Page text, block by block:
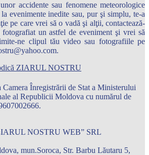
accidente sau fenomene meteorologice
evenimente inedite sau, pur şi simplu, te-a
pe care vrei să o vadă şi alţii, contactează-
un astfel de eveniment şi vrei să
ne clipul tău video sau fotografiile pe
Camera Înregistrării de Stat a Ministerului
al Republicii Moldova cu numărul de
NOSTRU WEB” SRL
mun.Soroca, Str. Barbu Lăutaru 5,